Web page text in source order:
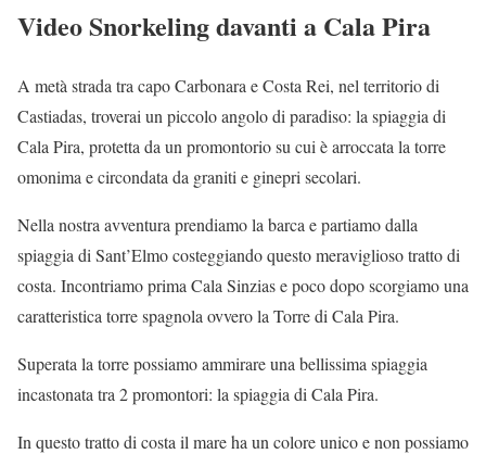
Video Snorkeling davanti a Cala Pira
A metà strada tra capo Carbonara e Costa Rei, nel territorio di
Castiadas, troverai un piccolo angolo di paradiso: la spiaggia di
Cala Pira, protetta da un promontorio su cui è arroccata la torre
omonima e circondata da graniti e ginepri secolari.
Nella nostra avventura prendiamo la barca e partiamo dalla
spiaggia di Sant’Elmo costeggiando questo meraviglioso tratto di
costa. Incontriamo prima Cala Sinzias e poco dopo scorgiamo una
caratteristica torre spagnola ovvero la Torre di Cala Pira.
Superata la torre possiamo ammirare una bellissima spiaggia
incastonata tra 2 promontori: la spiaggia di Cala Pira.
In questo tratto di costa il mare ha un colore unico e non possiamo